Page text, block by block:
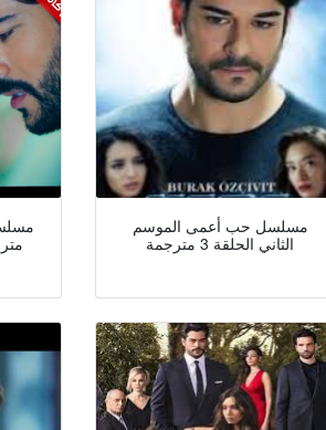
مسلسل حب أعمى الموسم
الثاني الحلقة 3 مترجمة